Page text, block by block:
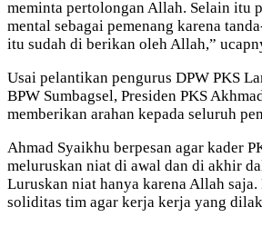
meminta pertolongan Allah. Selain itu
mental sebagai pemenang karena
itu sudah di berikan oleh Allah,”
Usai pelantikan pengurus DPW PKS
BPW Sumbagsel, Presiden PKS
memberikan arahan kepada seluruh
Ahmad Syaikhu berpesan agar kader
meluruskan niat di awal dan di akhir
Luruskan niat hanya karena Allah saja.
soliditas tim agar kerja kerja yang